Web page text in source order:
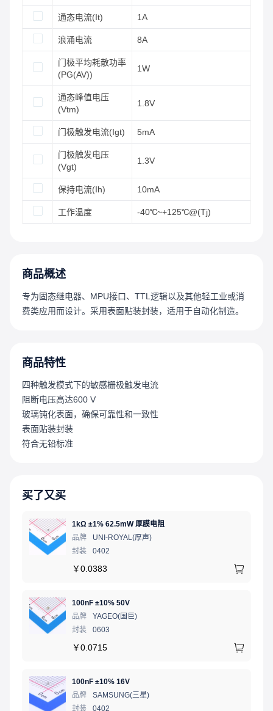
通态电流(It) 1A
浪涌电流 8A
门极平均耗散功率
(PG(AV))
1W
通态峰值电压
(Vtm)
1.8V
门极触发电流(Igt) 5mA
门极触发电压
(Vgt)
1.3V
保持电流(Ih) 10mA
工作温度 -40℃~+125℃@(Tj)
商品概述
专为固态继电器、MPU接口、TTL逻辑以及其他轻工业或消
费类应用而设计。采用表面贴装封装，适用于自动化制造。
商品特性
四种触发模式下的敏感栅极触发电流
阻断电压高达600 V
玻璃钝化表面，确保可靠性和一致性
表面贴装封装
符合无铅标准
买了又买
1kΩ ±1% 62.5mW 厚膜电阻
品牌
UNI-ROYAL(厚声)
封装
0402
￥0.0383
100nF ±10% 50V
品牌
YAGEO(国巨)
封装
0603
￥0.0715
100nF ±10% 16V
品牌
SAMSUNG(三星)
封装
0402